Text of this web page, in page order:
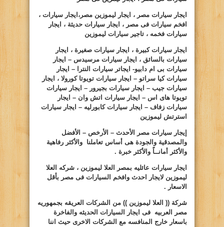
ايجار سيارات مصر ، ايجار ليموزين مصر،ايجار سيارات ،
افخم سيارات فى مصر ، ايجار سيارات حديثة ، ايجار
سيارات فخمه ، تاجير سيارات ليموزين
ايجار سيارات كبيرة ، ايجار سيارات صغيرة ، ايجار
سيارات بالسائق ، ايجار سيارات مرسيدس – ايجار
سيارات بى ام دابيو- ايجاتر سيارات النترا – ايجار
سيارات كيا سراتو – ايجار سيارات تويوتا كورولا ، ايجار
سيارات جيب – ايجار سيارات بجيرور – ايجار سيارات
تويوتا هاى اس – ايجار سيارات اتش وان – ايجار
سيارات زفاف – ايجار سيارات كابورليه – ايجار سيارات
استرتش ليموزين
إيجار سيارات مصر الأحدث – الأرخص – الأفضل
والمصدقية والجودة هى أساس تعاملنا والأكثر رفاهية
والأكثر أمانــاً والأكثر خبرة .
ايجار سيارات عائليه بمصر العلا ليموزين ، شركه العلا
ليموزين لايجار احدث وافخم السيارات فى مصر بأقل
الاسعار .
شركة (( العلا ليموزين )) من الشركات العريقه بجمهوريه
مصر العربيه فى ايجار السيارات الحديثه والفاخرة
باسعار خارج المنافسه مع الشركات الاخرى حيث اننا